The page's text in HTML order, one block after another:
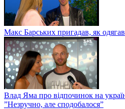
Макс Барських пригадав, як
Влад Яма про відпочинок на
”Незручно, але сподобалося”